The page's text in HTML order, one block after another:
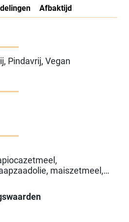
Afbaktijd
Pindavrij, Vegan
maiszetmeel,
(geacetyleerd